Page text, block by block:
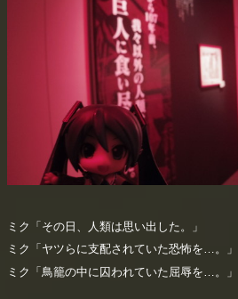
ミク「その日、人類は思い出した。」
ミク「ヤツらに支配されていた恐怖を…。」
ミク「鳥籠の中に囚われていた屈辱を…。」